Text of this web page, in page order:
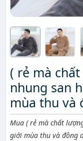
( rẻ mà
nhung san
mùa thu và
trẻ trung
Mô tả ngắn
Mua ( rẻ mà chất
giới mùa thu và đông